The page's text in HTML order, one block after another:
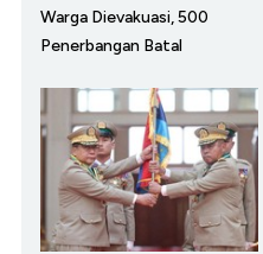
Warga Dievakuasi, 500
Penerbangan Batal